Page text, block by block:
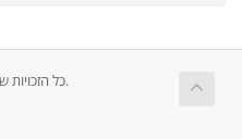
זכויות יוצרים © 2026 NorISP AS כל הזכויות שמורות.